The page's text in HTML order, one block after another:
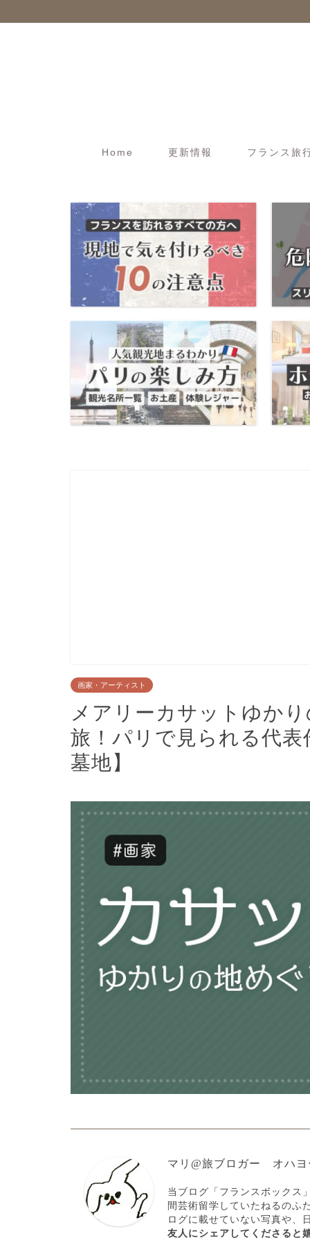
Home 更新情報 フランス旅
画家・アーティスト
メアリーカサットゆか
旅！パリで見られる代表
墓地】
マリ@旅ブロガー オハヨ
当ブログ「フランスボックス
間芸術留学していたねるのふ
ログに載せていない写真や、
友人にシェアしてくださると